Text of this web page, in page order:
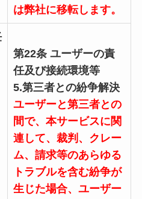
は弊社に移転します。
第22条 ユーザーの責
任及び接続環境等
5.第三者との紛争解決
ユーザーと第三者との
間で、本サービスに関
連して、裁判、クレー
ム、請求等のあらゆる
トラブルを含む紛争が
生じた場合、ユーザー